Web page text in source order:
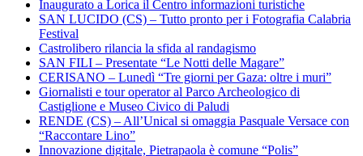
Inaugurato a Lorica il Centro informazioni turistiche
SAN LUCIDO (CS) – Tutto pronto per i Fotografia Calabria
Festival
Castrolibero rilancia la sfida al randagismo
SAN FILI – Presentate “Le Notti delle Magare”
CERISANO – Lunedì “Tre giorni per Gaza: oltre i muri”
Giornalisti e tour operator al Parco Archeologico di
Castiglione e Museo Civico di Paludi
RENDE (CS) – All’Unical si omaggia Pasquale Versace con
“Raccontare Lino”
Innovazione digitale, Pietrapaola è comune “Polis”